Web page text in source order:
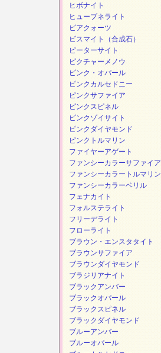
ヒボナイト
ヒューブネライト
ビアクォーツ
ビスマイト（合成石）
ピーターサイト
ピクチャーメノウ
ピンク・オパール
ピンクカルセドニー
ピンクサファイア
ピンクスピネル
ピンクゾイサイト
ピンクダイヤモンド
ピンクトルマリン
ファイヤーアゲート
ファンシーカラーサファイア
ファンシーカラートルマリン
ファンシーカラーベリル
フェナカイト
フォルステライト
フリーデライト
フローライト
ブラウン・エンスタタイト
ブラウンサファイア
ブラウンダイヤモンド
ブラジリアナイト
ブラックアンバー
ブラックオパール
ブラックスピネル
ブラックダイヤモンド
ブルーアンバー
ブルーオパール